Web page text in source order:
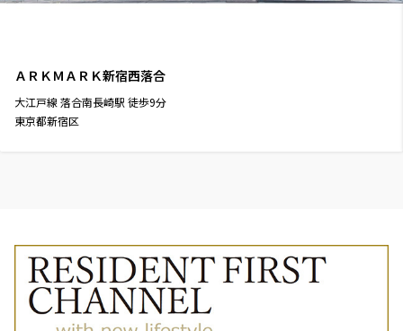
ＡＲＫＭＡＲＫ新宿西落合
大江戸線 落合南長崎駅 徒歩9分
東京都新宿区